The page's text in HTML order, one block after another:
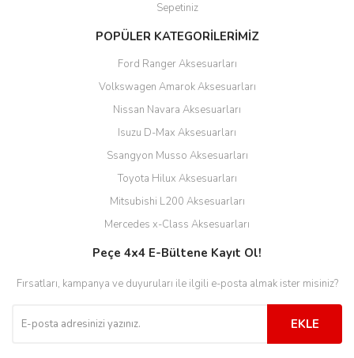
Sepetiniz
POPÜLER KATEGORİLERİMİZ
Ford Ranger Aksesuarları
Volkswagen Amarok Aksesuarları
Nissan Navara Aksesuarları
Isuzu D-Max Aksesuarları
Ssangyon Musso Aksesuarları
Toyota Hilux Aksesuarları
Mitsubishi L200 Aksesuarları
Mercedes x-Class Aksesuarları
Peçe 4x4 E-Bültene Kayıt Ol!
Fırsatları, kampanya ve duyuruları ile ilgili e-posta almak ister misiniz?
EKLE